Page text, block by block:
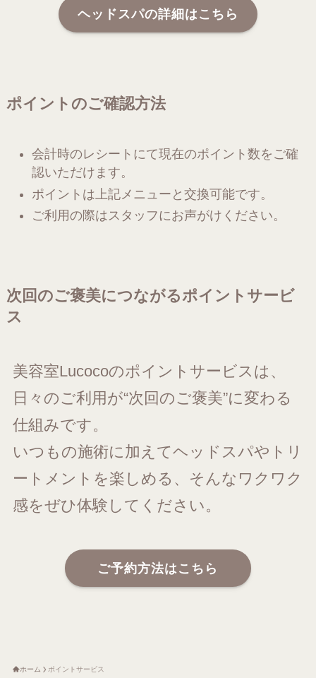
ヘッドスパの詳細はこちら
ポイントのご確認方法
会計時のレシートにて現在のポイント数をご確
認いただけます。
ポイントは上記メニューと交換可能です。
ご利用の際はスタッフにお声がけください。
次回のご褒美につながるポイントサービ
ス
美容室Lucocoのポイントサービスは、
日々のご利用が“次回のご褒美”に変わる
仕組みです。
いつもの施術に加えてヘッドスパやトリ
ートメントを楽しめる、そんなワクワク
感をぜひ体験してください。
ご予約方法はこちら
ホーム ポイントサービス